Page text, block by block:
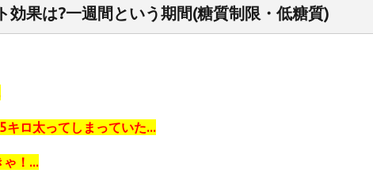
効果は?一週間という期間(糖質制限・低糖質)
キロ太ってしまっていた…
ゃ！…